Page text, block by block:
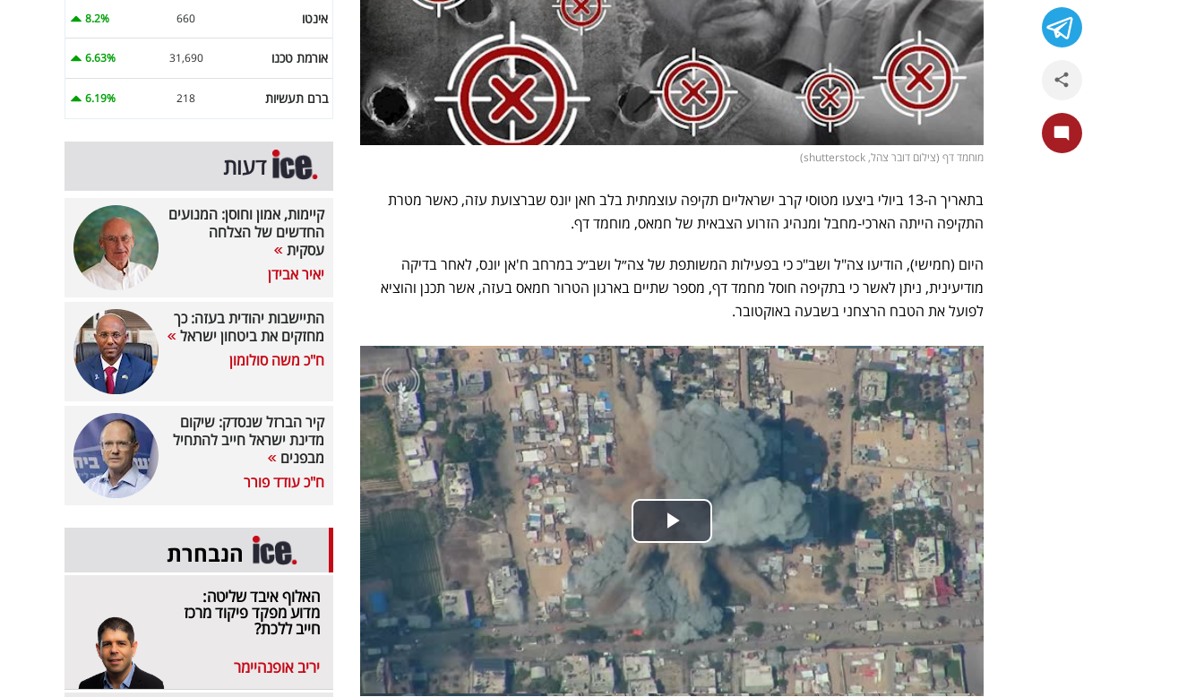
מוחמד דף (צילום דובר צהל, shutterstock)
בתאריך ה-13 ביולי ביצעו מטוסי קרב ישראליים תקיפה עוצמתית בלב חאן יונס שברצועת עזה, כאשר מטרת
התקיפה הייתה הארכי-מחבל ומנהיג הזרוע הצבאית של חמאס, מוחמד דף.
היום (חמישי), הודיעו צה"ל ושב"כ כי בפעילות המשותפת של צה״ל ושב״כ במרחב ח'אן יונס, לאחר בדיקה
מודיעינית, ניתן לאשר כי בתקיפה חוסל מחמד דף, מספר שתיים בארגון הטרור חמאס בעזה, אשר תכנן והוציא
לפועל את הטבח הרצחני בשבעה באוקטובר.
אינטו 660
8.2%
אורמת טכנו 31,690
6.63%
ברם תעשיות 218
6.19%
דעות
קיימות, אמון וחוסן: המנועים
החדשים של הצלחה
עסקית
יאיר אבידן
התיישבות יהודית בעזה: כך
מחזקים את ביטחון ישראל
ח"כ משה סולומון
קיר הברזל שנסדק: שיקום
מדינת ישראל חייב להתחיל
מבפנים
ח"כ עודד פורר
הנבחרת
האלוף איבד שליטה:
מדוע מפקד פיקוד מרכז
חייב ללכת?
יריב אופנהיימר